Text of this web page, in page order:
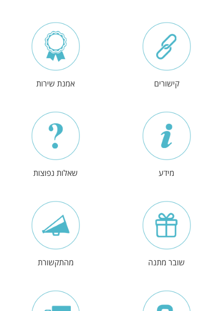
קישורים אמנת שירות
מידע שאלות נפוצות
שובר מתנה מהתקשורת